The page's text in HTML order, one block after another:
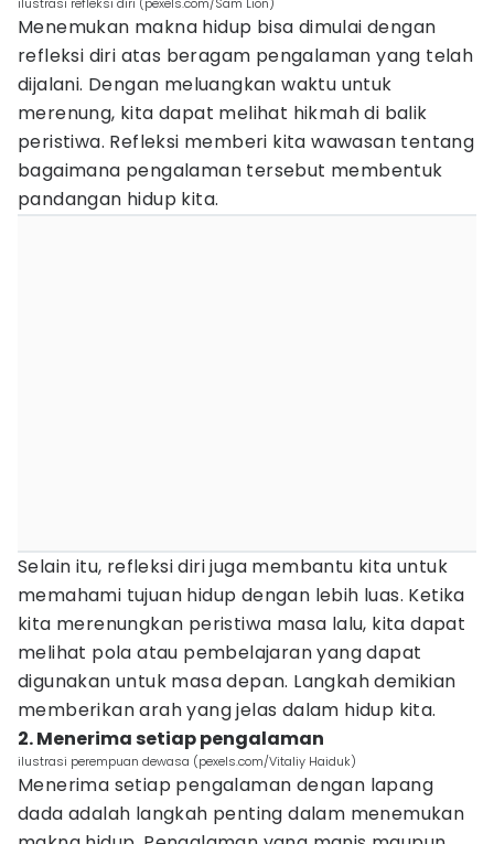
Menemukan makna hidup bisa dimulai dengan
refleksi diri atas beragam pengalaman yang telah
dijalani. Dengan meluangkan waktu untuk
merenung, kita dapat melihat hikmah di balik
peristiwa. Refleksi memberi kita wawasan tentang
bagaimana pengalaman tersebut membentuk
pandangan hidup kita.
Selain itu, refleksi diri juga membantu kita untuk
memahami tujuan hidup dengan lebih luas. Ketika
kita merenungkan peristiwa masa lalu, kita dapat
melihat pola atau pembelajaran yang dapat
digunakan untuk masa depan. Langkah demikian
memberikan arah yang jelas dalam hidup kita.
2. Menerima setiap pengalaman
ilustrasi perempuan dewasa (pexels.com/Vitaliy Haiduk)
Menerima setiap pengalaman dengan lapang
dada adalah langkah penting dalam menemukan